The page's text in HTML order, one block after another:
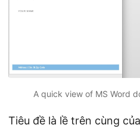
A quick view of MS Word
Tiêu đề là lề trên cùng